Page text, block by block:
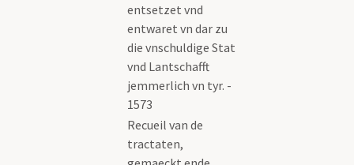
entsetzet vnd
entwaret vn dar zu
die vnschuldige Stat
vnd Lantschafft
jemmerlich vn tyr. -
1573
Recueil van de
tractaten,